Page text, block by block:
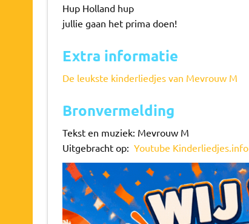
Hup Holland hup
jullie gaan het prima doen!
Extra informatie
De leukste kinderliedjes van Mevrouw M
Bronvermelding
Tekst en muziek: Mevrouw M
Uitgebracht op: Youtube Kinderliedjes.info